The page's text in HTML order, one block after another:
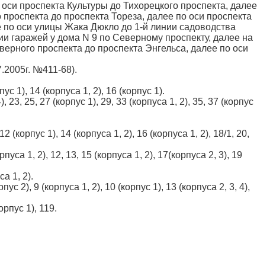
проспекта Культуры до Тихорецкого проспекта, далее
до проспекта Тореза, далее по оси проспекта
оси улицы Жака Дюкло до 1-й линии садоводства
гаражей у дома N 9 по Северному проспекту, далее на
проспекта до проспекта Энгельса, далее по оси
№411-68).
1), 14 (корпуса 1, 2), 16 (корпус 1).
25, 27 (корпус 1), 29, 33 (корпуса 1, 2), 35, 37 (корпус
1), 14 (корпуса 1, 2), 16 (корпуса 1, 2), 18/1, 20,
1, 2), 12, 13, 15 (корпуса 1, 2), 17(корпуса 2, 3), 19
1, 2).
2), 9 (корпуса 1, 2), 10 (корпус 1), 13 (корпуса 2, 3, 4),
1), 119.